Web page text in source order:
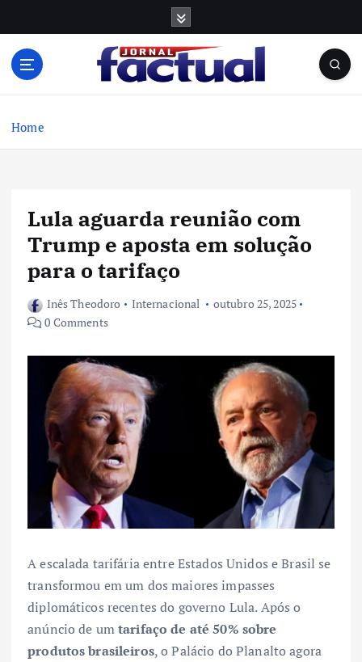
Home
Lula aguarda reunião com
Trump e aposta em solução
para o tarifaço
Inês Theodoro Internacional
outubro 25, 2025
0 Comments
A escalada tarifária entre Estados Unidos e Brasil se
transformou em um dos maiores impasses
diplomáticos recentes do governo Lula. Após o
anúncio de umtarifaço de até 50% sobre
produtos brasileiros, o Palácio do Planalto agora